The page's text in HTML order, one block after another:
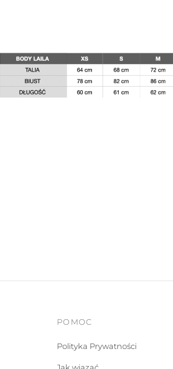
POMOC
Polityka Prywatności
Jak wiązać